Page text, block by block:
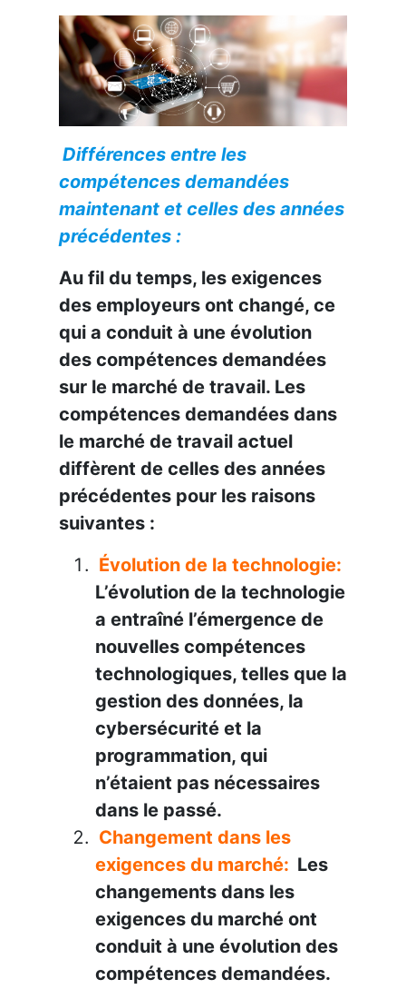
Différences entre les
compétences demandées
maintenant et celles des années
précédentes :
Au fil du temps, les exigences
des employeurs ont changé, ce
qui a conduit à une évolution
des compétences demandées
sur le marché de travail. Les
compétences demandées dans
le marché de travail actuel
diffèrent de celles des années
précédentes pour les raisons
suivantes :
Évolution de la technologie:
L’évolution de la technologie
a entraîné l’émergence de
nouvelles compétences
technologiques, telles que la
gestion des données, la
cybersécurité et la
programmation, qui
n’étaient pas nécessaires
dans le passé.
Changement dans les
exigences du marché: Les
changements dans les
exigences du marché ont
conduit à une évolution des
compétences demandées.